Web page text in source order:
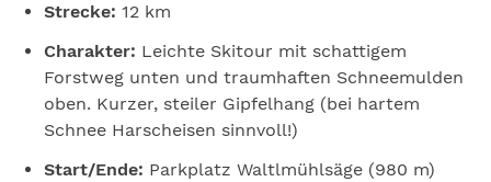
Strecke: 12 km
Charakter: Leichte Skitour mit schattigem
Forstweg unten und traumhaften Schneemulden
oben. Kurzer, steiler Gipfelhang (bei hartem
Schnee Harscheisen sinnvoll!)
Start/Ende: Parkplatz Waltlmühlsäge (980 m)